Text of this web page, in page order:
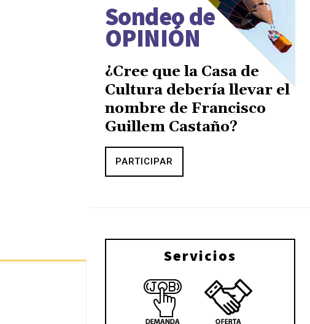
Sondeo de
OPINIÓN
¿Cree que la Casa de
Cultura debería llevar el
nombre de Francisco
Guillem Castaño?
PARTICIPAR
Servicios